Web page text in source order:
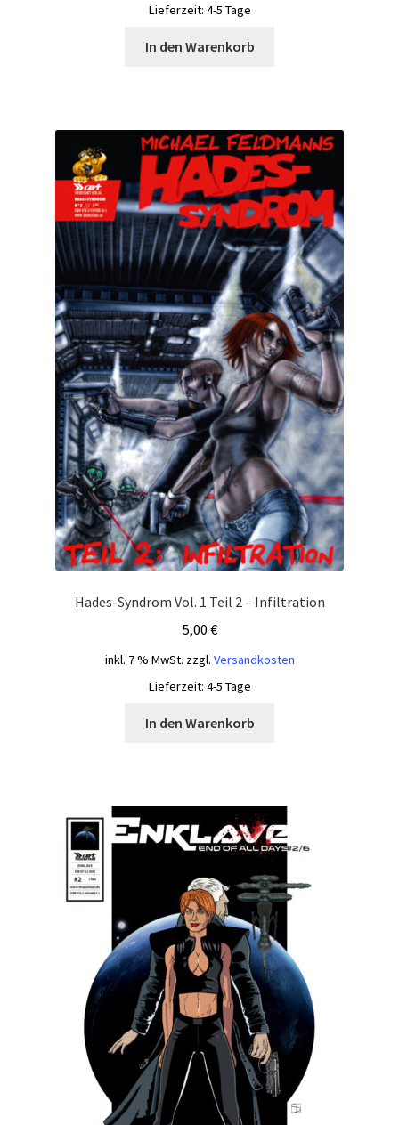
Lieferzeit: 4-5 Tage
In den Warenkorb
Hades-Syndrom Vol. 1 Teil 2 – Infiltration
5,00 €
inkl. 7 % MwSt. zzgl. Versandkosten
Lieferzeit: 4-5 Tage
In den Warenkorb